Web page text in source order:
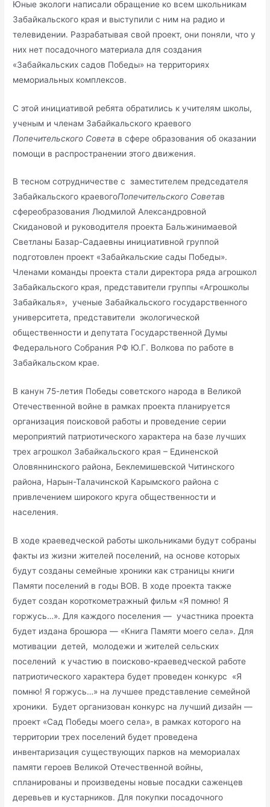
Юные экологи написали обращение ко всем школьникам
Забайкальского края и выступили с ним на радио и
телевидении. Разрабатывая свой проект, они поняли, что у
них нет посадочного материала для создания
«Забайкальских садов Победы» на территориях
мемориальных комплексов.
С этой инициативой ребята обратились к учителям школы,
ученым и членам Забайкальского краевого
Попечительского Совета в сфере образования об оказании
помощи в распространении этого движения.
В тесном сотрудничестве с заместителем председателя
Забайкальского краевогоПопечительского Советав
сфереобразования Людмилой Александровной
Скидановой и руководителя проекта Бальжинимаевой
Светланы Базар-Садаевны инициативной группой
подготовлен проект «Забайкальские сады Победы».
Членами команды проекта стали директора ряда агрошкол
Забайкальского края, представители группы «Агрошколы
Забайкалья», ученые Забайкальского государственного
университета, представители экологической
общественности и депутата Государственной Думы
Федерального Собрания РФ Ю.Г. Волкова по работе в
Забайкальском крае.
В канун 75-летия Победы советского народа в Великой
Отечественной войне в рамках проекта планируется
организация поисковой работы и проведение серии
мероприятий патриотического характера на базе лучших
трех агрошкол Забайкальского края – Единенской
Оловяннинского района, Беклемишевской Читинского
района, Нарын-Талачинской Карымского района с
привлечением широкого круга общественности и
населения.
В ходе краеведческой работы школьниками будут собраны
факты из жизни жителей поселений, на основе которых
будут созданы семейные хроники как страницы книги
Памяти поселений в годы ВОВ. В ходе проекта также
будет создан короткометражный фильм «Я помню! Я
горжусь…». Для каждого поселения — участника проекта
будет издана брошюра — «Книга Памяти моего села». Для
мотивации детей, молодежи и жителей сельских
поселений к участию в поисково-краеведческой работе
патриотического характера будет проведен конкурс «Я
помню! Я горжусь…» на лучшее представление семейной
хроники. Будет организован конкурс на лучший дизайн —
проект «Сад Победы моего села», в рамках которого на
территории трех поселений будет проведена
инвентаризация существующих парков на мемориалах
памяти героев Великой Отечественной войны,
спланированы и произведены новые посадки саженцев
деревьев и кустарников. Для покупки посадочного